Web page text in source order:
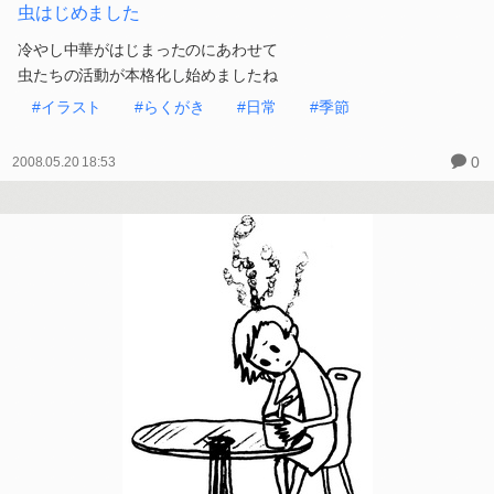
虫はじめました
冷やし中華がはじまったのにあわせて
虫たちの活動が本格化し始めましたね
#イラスト
#らくがき #日常 #季節
2008.05.20 18:53 0